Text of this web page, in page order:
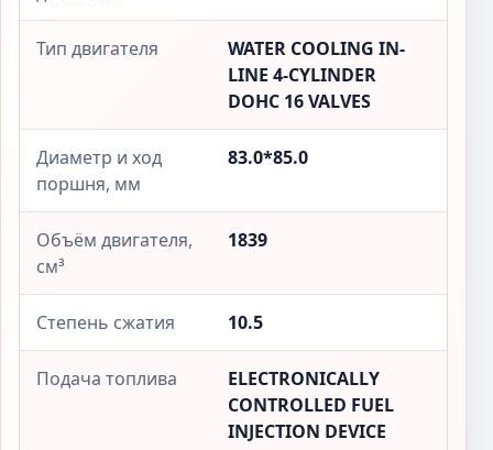
Тип двигателя
WATER COOLING IN-
LINE 4-CYLINDER
DOHC 16 VALVES
Диаметр и ход
поршня, мм
83.0*85.0
Объём двигателя,
см³
1839
Степень сжатия 10.5
Подача топлива
ELECTRONICALLY
CONTROLLED FUEL
INJECTION DEVICE